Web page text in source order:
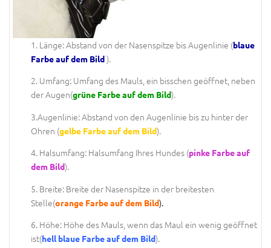
1. Länge: Abstand von der Nasenspitze bis Augenlinie (blaue
Farbe auf dem Bild).
2. Umfang: Umfang des Mauls, ein bisschen geöffnet, neben
der Augen(
grüne Farbe auf dem Bild).
3.Augenlinie: Abstand von den Augenlinie bis zu hinter der
Ohren (
gelbe Farbe auf dem Bild).
4. Halsumfang: Halsumfang Ihres Hundes (pinke Farbe auf
dem Bild).
5. Breite: Breite der Nasenspitze in der breitesten
Stelle(orange Farbe auf dem Bild).
6. Höhe: Höhe des Mauls, wenn das Maul ein wenig geöffnet
ist(hell blaue Farbe auf dem Bild).